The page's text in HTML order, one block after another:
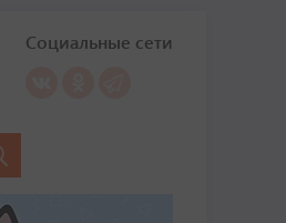
Социальные сети